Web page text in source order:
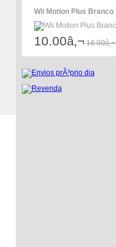
Wii Motion Plus Branco
10.00â‚¬ 16.00â‚¬